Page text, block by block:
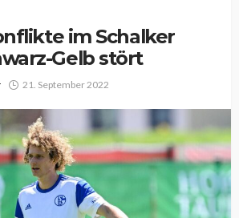
im Schalker
Gelb stört
21. September 2022